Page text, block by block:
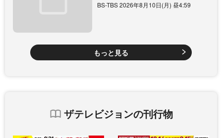
BS-TBS 2026年8月10日(月) 昼4:59
もっと見る
ザテレビジョンの刊行物